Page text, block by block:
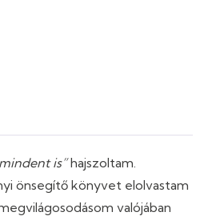
is”hajszoltam.
önsegítő könyvet elolvastam
valójában